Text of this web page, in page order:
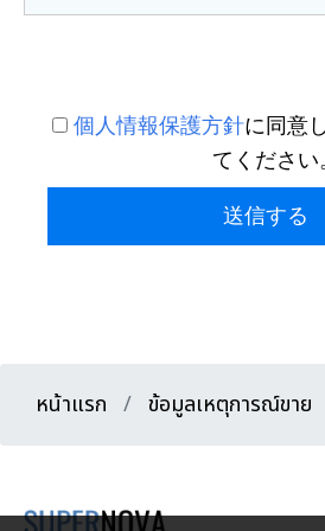
個人情報保護方針に同意
てください。
送信する
หน้าแรก ข้อมูลเหตุการณ์ขาย